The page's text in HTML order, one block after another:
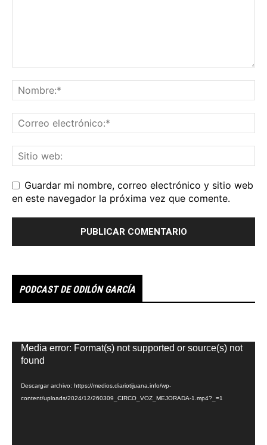
Guardar mi nombre, correo electrónico y sitio web
en este navegador la próxima vez que comente.
PODCAST DE ODILÓN GARCÍA
Reproductor
de
Media error: Format(s) not supported or source(s) not
found
Descargar archivo: https://medios.diariotijuana.info/wp-
content/uploads/2024/12/260309_CIRCO_VOZ_MEJORADA-1.mp4?_=1